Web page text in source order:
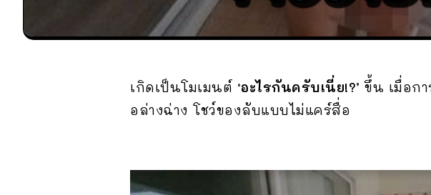
เกิดเป็นโมเมนต์ ‘อะไรกันครับเนี่ย!?’ ขึ้น เมื่อก
อล่างฉ่าง โชว์ของลับแบบไม่แคร์สื่อ